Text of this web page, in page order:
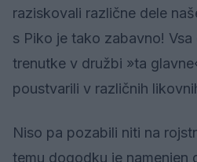
raziskovali različne dele
s Piko je tako zabavno!
trenutke v družbi »ta
poustvarili v različnih
Niso pa pozabili niti na
temu dogodku je namenjen